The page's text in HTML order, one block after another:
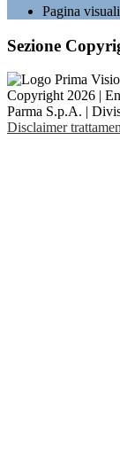
Pagina
Sezione
Copyright 2026 |
Parma S.p.A. |
Disclaimer